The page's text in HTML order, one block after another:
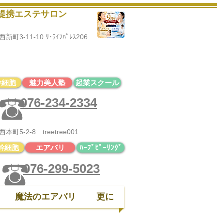
携エステサロン
新町3-11-10 ﾘ･ﾗｲﾌﾊﾟﾚｽ206
胞 魅力美人塾 起業スクール
076-234-2334
本町5-2-8 treetree001
細胞 エアバリ ﾊｰﾌﾞﾋﾟｰﾘﾝｸﾞ
076-299-5023
魔法のエアバリ 更に